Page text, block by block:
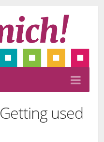
Getting used